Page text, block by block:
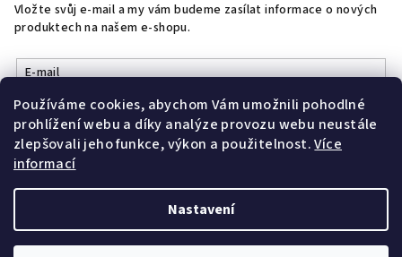
Používáme cookies, abychom Vám umožnili pohodlné
prohlížení webu a díky analýze provozu webu neustále
zlepšovali jeho funkce, výkon a použitelnost.Více
informací
Nastavení
Vložte svůj e-mail a my vám budeme zasílat informace o nových
produktech na našem e-shopu.
E-mail
Vložením e-mailu souhlasíte spodmínkami ochrany osobních
údajů
Přihlásit se